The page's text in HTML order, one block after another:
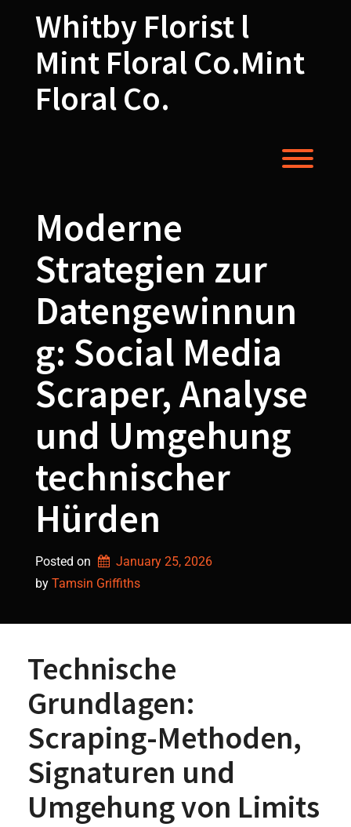
Whitby Florist l
Mint Floral Co.Mint
Floral Co.
Moderne
Strategien zur
Datengewinnun
g: Social Media
Scraper, Analyse
und Umgehung
technischer
Hürden
Posted on
January 25, 2026
by Tamsin Griffiths
Technische
Grundlagen:
Scraping-Methoden,
Signaturen und
Umgehung von Limits